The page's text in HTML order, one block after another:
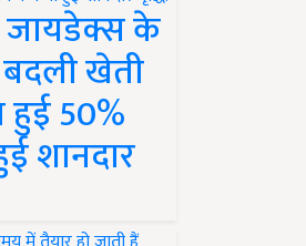
जायडेक्स के
खेती
हुई 50%
शानदार